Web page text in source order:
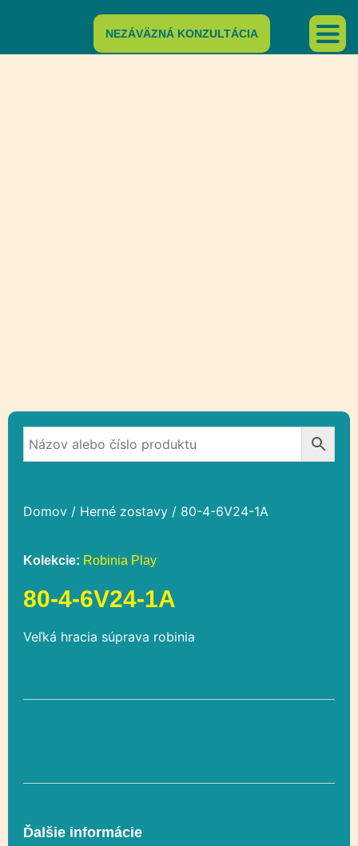
NEZÁVÄZNÁ KONZULTÁCIA
Domov / Herné zostavy / 80-4-6V24-1A
Kolekcie: Robinia Play
80-4-6V24-1A
Veľká hracia súprava robinia
Ďalšie informácie